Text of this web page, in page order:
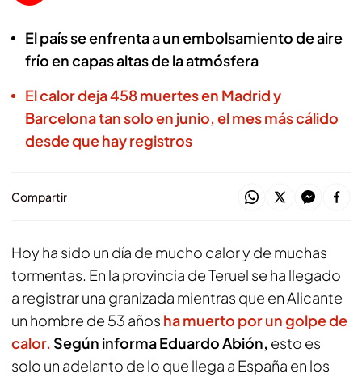
El país se enfrenta a un embolsamiento de aire
frío en capas altas de la atmósfera
El calor deja 458 muertes en Madrid y
Barcelona tan solo en junio, el mes más cálido
desde que hay registros
Compartir
Hoy ha sido un día de mucho calor y de muchas
tormentas. En la provincia de Teruel se ha llegado
a registrar una granizada mientras que en Alicante
un hombre de 53 años ha muerto por un golpe de
calor. Según informa Eduardo Abión, esto es
solo un adelanto de lo que llega a España en los